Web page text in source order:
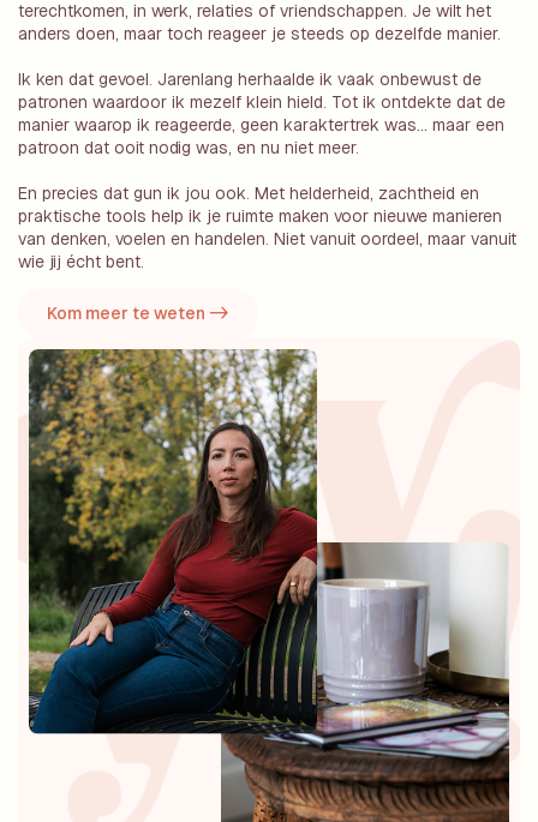
terechtkomen, in werk, relaties of vriendschappen. Je wilt het
anders doen, maar toch reageer je steeds op dezelfde manier.
Ik ken dat gevoel. Jarenlang herhaalde ik vaak onbewust de
patronen waardoor ik mezelf klein hield. Tot ik ontdekte dat de
manier waarop ik reageerde, geen karaktertrek was… maar een
patroon dat ooit nodig was, en nu niet meer.
En precies dat gun ik jou ook. Met helderheid, zachtheid en
praktische tools help ik je ruimte maken voor nieuwe manieren
van denken, voelen en handelen. Niet vanuit oordeel, maar vanuit
wie jij écht bent.
Kom meer te weten ->